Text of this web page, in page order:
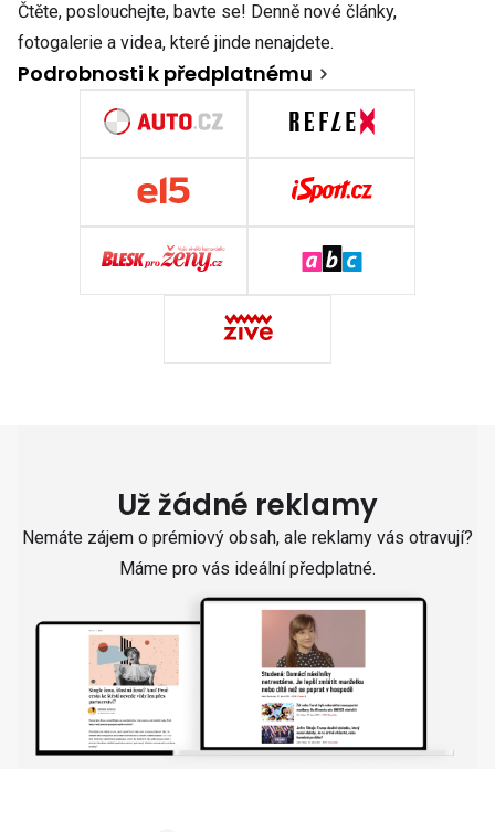
Čtěte, poslouchejte, bavte se! Denně nové články,
fotogalerie a videa, které jinde nenajdete.
Podrobnosti k předplatnému
Už žádné reklamy
Nemáte zájem o prémiový obsah, ale reklamy vás otravují?
Máme pro vás ideální předplatné.